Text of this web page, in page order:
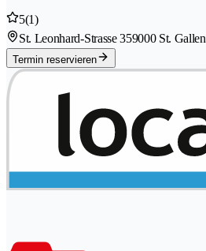
5(1)
St. Leonhard-Strasse 359000 St. Gallen
Termin reservieren